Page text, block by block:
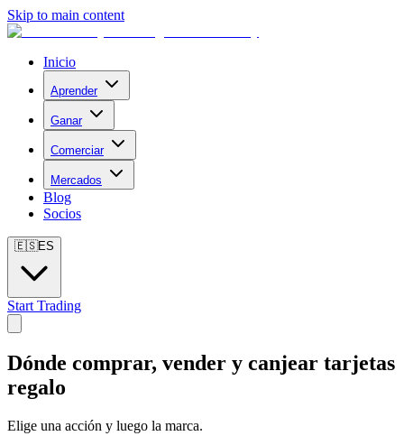
Skip to main content
Inicio
Aprender
Ganar
Comerciar
Mercados
Blog
Socios
🇪🇸ES
Start Trading
Dónde comprar, vender y canjear tarjetas
regalo
Elige una acción y luego la marca.